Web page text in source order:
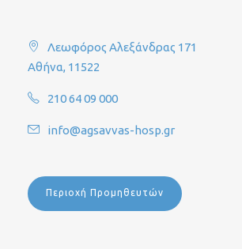
Λεωφόρος Αλεξάνδρας 171
Αθήνα, 11522
210 64 09 000
info@agsavvas-hosp.gr
Περιοχή Προμηθευτών